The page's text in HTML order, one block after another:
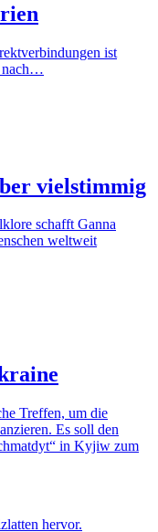
ist
nach…
vielstimmig
schafft Ganna
weltweit
Treffen, um die
Es soll den
in Kyjiw zum